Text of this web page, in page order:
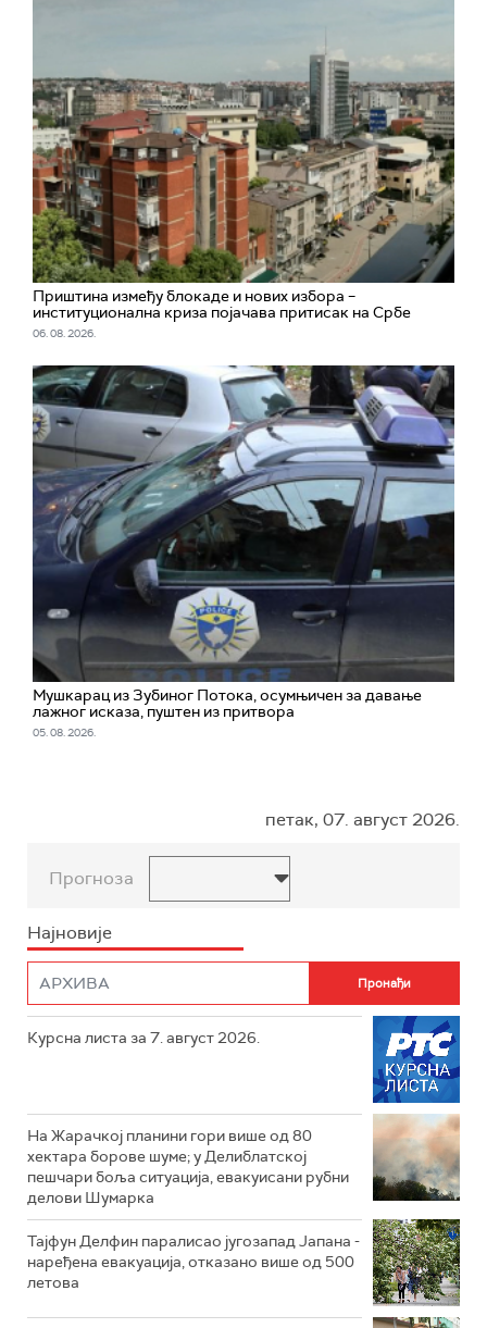
Приштина између блокаде и нових избора –
институционална криза појачава притисак на Србе
06. 08. 2026.
Мушкарац из Зубиног Потока, осумњичен за давање
лажног исказа, пуштен из притвора
05. 08. 2026.
петак, 07. август 2026.
Прогноза
Најновије
Курсна листа за 7. август 2026.
На Жарачкој планини гори више од 80
хектара борове шуме; у Делиблатској
пешчари боља ситуација, евакуисани рубни
делови Шумарка
Тајфун Делфин паралисао југозапад Јапана -
наређена евакуација, отказано више од 500
летова